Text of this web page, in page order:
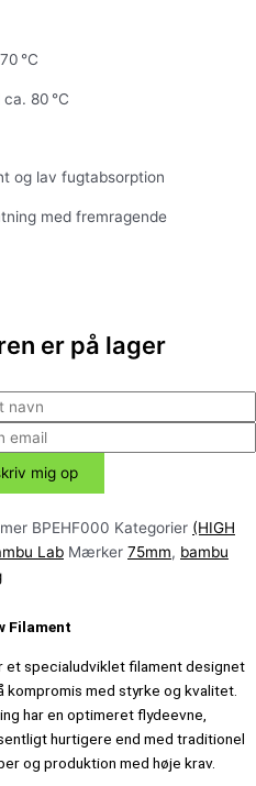
°C
80 °C
og lav fugtabsorption
med fremragende
er på lager
BPEHF000 Kategorier (HIGH
Lab Mærker 75mm, bambu
Filament
et specialudviklet filament designet
kompromis med styrke og kvalitet.
har en optimeret flydeevne,
hurtigere end med traditionel
og produktion med høje krav.